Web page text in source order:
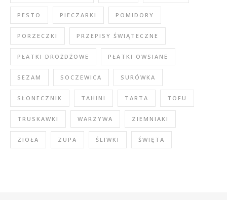
PESTO PIECZARKI POMIDORY
PORZECZKI PRZEPISY ŚWIĄTECZNE
PŁATKI DROŻDŻOWE PŁATKI OWSIANE
SEZAM SOCZEWICA SURÓWKA
SŁONECZNIK TAHINI TARTA TOFU
TRUSKAWKI WARZYWA ZIEMNIAKI
ZIOŁA ZUPA ŚLIWKI ŚWIĘTA